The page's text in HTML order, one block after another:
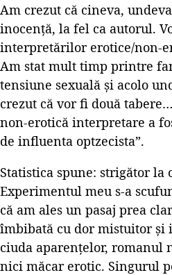
Am crezut că cineva,
inocență, la fel ca autorul.
interpretărilor erotice/non-
Am stat mult timp printre
tensiune sexuală și acolo
crezut că vor fi două
non-erotică interpretare a
de influenta optzecista”.
Statistica spune: strigător la
Experimentul meu s-a
că am ales un pasaj prea
îmbibată cu dor mistuitor și
ciuda aparențelor, romanul
nici măcar erotic. Singurul